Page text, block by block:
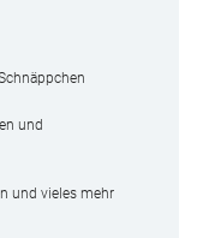
und
und vieles mehr